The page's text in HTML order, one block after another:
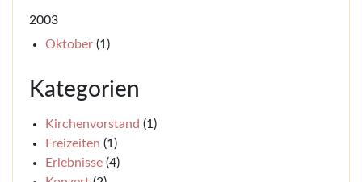
2003
Oktober (1)
Kategorien
Kirchenvorstand (1)
Freizeiten (1)
Erlebnisse (4)